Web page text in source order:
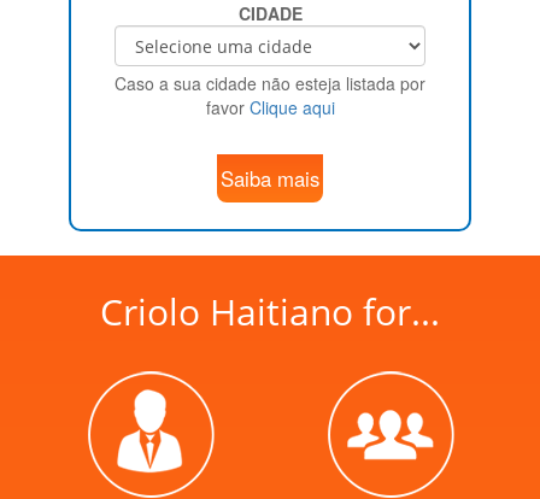
CIDADE
Caso a sua cidade não esteja listada por
favor Clique aqui
Saiba mais
Criolo Haitiano for...